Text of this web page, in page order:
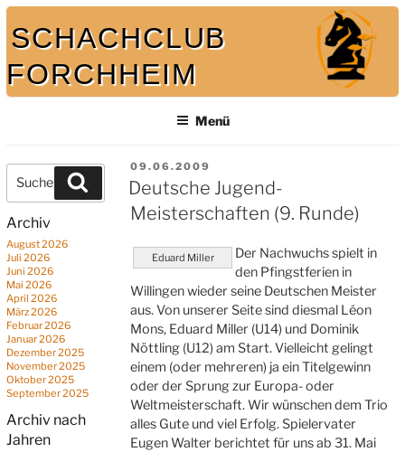
Zum
Inhalt
springen
SCHACHCLUB
FORCHHEIM
Menü
nach:
Suchen
Archiv
August 2026
Juli 2026
Juni 2026
Mai 2026
April 2026
März 2026
Februar 2026
Januar 2026
Dezember 2025
November 2025
Oktober 2025
September 2025
Archiv nach
Jahren
VERÖFFENTLICHT
AM
09.06.2009
Deutsche Jugend-
Meisterschaften (9. Runde)
Eduard Miller
Der Nachwuchs spielt in
den Pfingstferien in
Willingen wieder seine Deutschen Meister
aus. Von unserer Seite sind diesmal Léon
Mons, Eduard Miller (U14) und Dominik
Nöttling (U12) am Start. Vielleicht gelingt
einem (oder mehreren) ja ein Titelgewinn
oder der Sprung zur Europa- oder
Weltmeisterschaft. Wir wünschen dem Trio
alles Gute und viel Erfolg. Spielervater
Eugen Walter berichtet für uns ab 31. Mai